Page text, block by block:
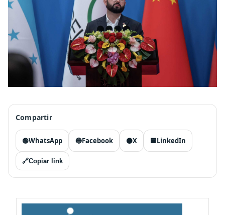
Compartir
🟢WhatsApp 🔵Facebook ⚫X 🟦LinkedIn
🔗Copiar link